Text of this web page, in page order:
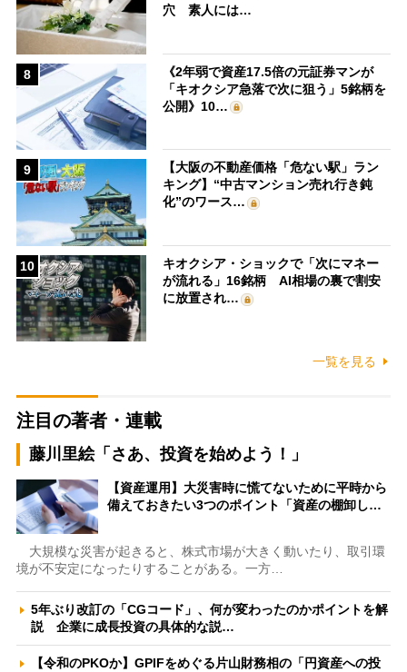
穴 素人には…
8
《2年弱で資産17.5倍の元証券マンが
「キオクシア急落で次に狙う」5銘柄を
公開》10…
9
【大阪の不動産価格「危ない駅」ラン
キング】“中古マンション売れ行き鈍
化”のワース…
10
キオクシア・ショックで「次にマネー
が流れる」16銘柄 AI相場の裏で割安
に放置され…
一覧を見る
注目の著者・連載
藤川里絵「さあ、投資を始めよう！」
【資産運用】大災害時に慌てないために平時から
備えておきたい3つのポイント「資産の棚卸し…
大規模な災害が起きると、株式市場が大きく動いたり、取引環
境が不安定になったりすることがある。一方…
5年ぶり改訂の「CGコード」、何が変わったのかポイントを解
説 企業に成長投資の具体的な説…
【令和のPKOか】GPIFをめぐる片山財務相の「円資産への投